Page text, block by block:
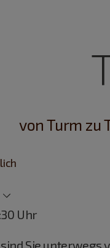
von Turm zu
Uhr
Sie unterwegs